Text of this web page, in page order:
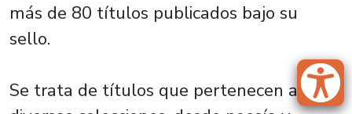
más de 80 títulos publicados bajo su
sello.
Se trata de títulos que pertenecen a